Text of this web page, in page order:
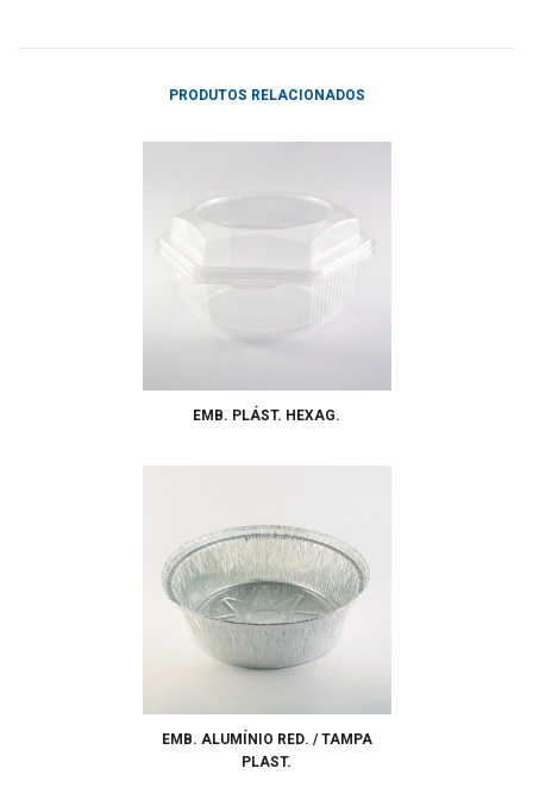
PRODUTOS RELACIONADOS
EMB. PLÁST. HEXAG.
EMB. ALUMÍNIO RED. / TAMPA
PLAST.